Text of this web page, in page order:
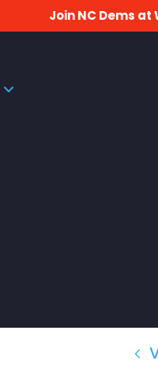
Join NC Dems